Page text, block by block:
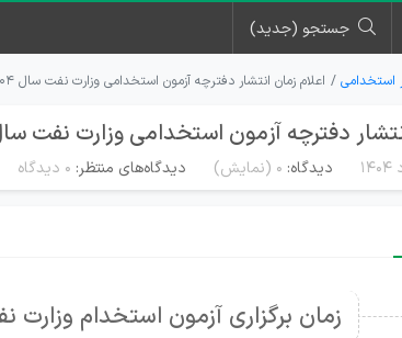
جستجو (جدید)
استخدامی اعلام زمان انتشار دفترچه آزمون استخدامی وزارت نفت سال ۱۴۰۴
دفترچه آزمون استخدامی وزارت نفت سال
دیدگاه: 0 (نمایش) دیدگاه‌های منتظر: ۰ دیدگاه
زمان برگزاری آزمون استخدام